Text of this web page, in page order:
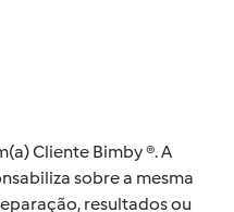
Cliente Bimby ®. A
sobre a mesma
resultados ou